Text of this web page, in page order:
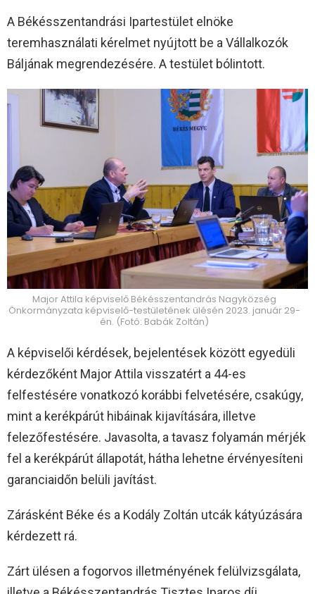
A Békésszentandrási Ipartestület elnöke
teremhasználati kérelmet nyújtott be a Vállalkozók
Báljának megrendezésére. A testület bólintott.
Major Attila képviselő Békésszentandrás Nagyközség
Önkormányzata képviselő-testületének ülésén 2023. január 29-
én. (Fotó: Babák Zoltán)
A képviselői kérdések, bejelentések között egyedüli
kérdezőként Major Attila visszatért a 44-es
felfestésére vonatkozó korábbi felvetésére, csakúgy,
mint a kerékpárút hibáinak kijavítására, illetve
felezőfestésére. Javasolta, a tavasz folyamán mérjék
fel a kerékpárút állapotát, hátha lehetne érvényesíteni
garanciaidőn belüli javítást.
Zárásként Béke és a Kodály Zoltán utcák kátyúzására
kérdezett rá.
Zárt ülésen a fogorvos illetményének felülvizsgálata,